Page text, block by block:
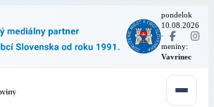
pondelok
10.08.2026
·
meniny:
Vavrinec